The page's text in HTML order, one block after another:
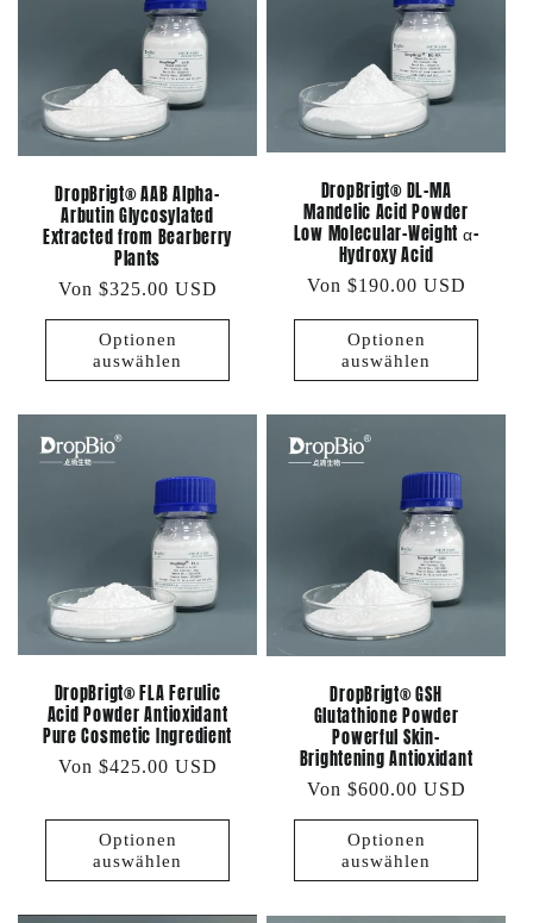
DropBrigt® AAB Alpha-
Arbutin Glycosylated
Extracted from Bearberry
Plants
Normaler
Preis
Von $325.00 USD
Optionen
auswählen
DropBrigt® DL-MA
Mandelic Acid Powder
Low Molecular-Weight α-
Hydroxy Acid
Normaler
Von $190.00 USD
Optionen
auswählen
DropBrigt® FLA Ferulic
Acid Powder Antioxidant
Pure Cosmetic Ingredient
Normaler
Von $425.00 USD
Optionen
auswählen
DropBrigt® GSH
Glutathione Powder
Powerful Skin-
Brightening Antioxidant
Normaler
Preis
Von $600.00 USD
Optionen
auswählen